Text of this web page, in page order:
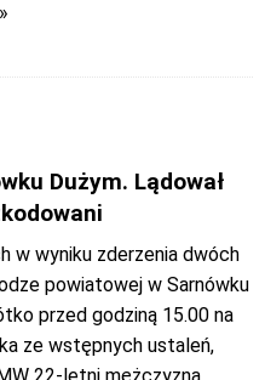
Dużym. Lądował
w wyniku zderzenia dwóch
powiatowej w Sarnówku
przed godziną 15.00 na
ze wstępnych ustaleń,